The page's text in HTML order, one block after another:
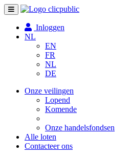
Toggle
navigation
Inloggen
NL
EN
FR
NL
DE
Onze veilingen
Lopend
Komende
Onze handelsfondsen
Alle loten
Contacteer ons